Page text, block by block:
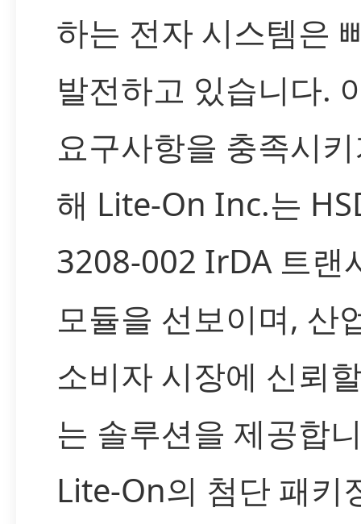
하는 전자 시스템은
발전하고 있습니다.
요구사항을 충족시
해 Lite-On Inc.는
3208-002 IrDA 트랜
모듈을 선보이며, 산
소비자 시장에 신뢰
는 솔루션을 제공합
Lite-On의 첨단 패키